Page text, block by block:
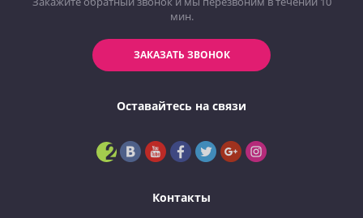
мин.
ЗАКАЗАТЬ ЗВОНОК
Оставайтесь на связи
Контакты